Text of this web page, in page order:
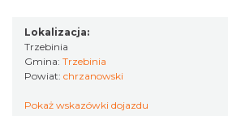
Lokalizacja:
Trzebinia
Gmina: Trzebinia
Powiat: chrzanowski
Pokaż wskazówki dojazdu